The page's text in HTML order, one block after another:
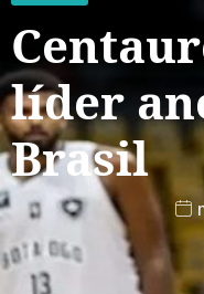
líder
Brasil